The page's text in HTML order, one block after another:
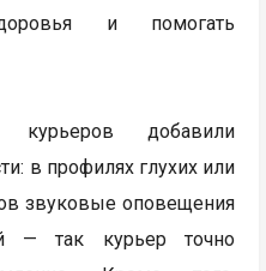
и помогать
добавили
в профилях глухих или
звуковые оповещения
— так курьер точно